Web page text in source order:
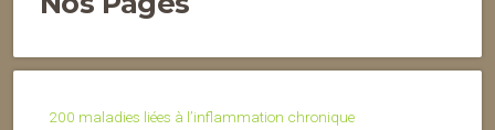
200 maladies liées à l’inflammation chronique